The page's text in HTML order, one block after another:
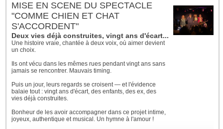
MISE EN SCENE DU SPECTACLE
"COMME CHIEN ET CHAT
S'ACCORDENT"
Deux vies déjà construites, vingt ans d'écart... et une
Une histoire vraie, chantée à deux voix, où aimer devient
un choix.
Ils ont vécu dans les mêmes rues pendant vingt ans sans
jamais se rencontrer. Mauvais timing.
Puis un jour, leurs regards se croisent — et l'évidence
balaie tout : vingt ans d'écart, des enfants, des ex, des
vies déjà construites.
Bonheur de les avoir accompagner dans ce projet intime,
joyeux, authentique et musical. Un hymne à l'amour !